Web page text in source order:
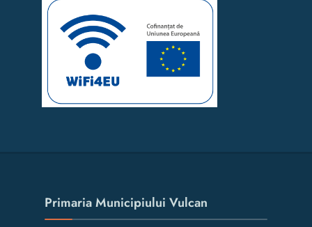
Primaria Municipiului Vulcan